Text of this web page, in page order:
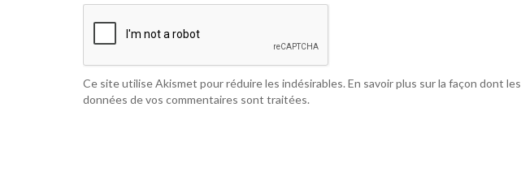
Ce site utilise Akismet pour réduire les indésirables.En savoir plus sur la façon dont les
données de vos commentaires sont traitées.